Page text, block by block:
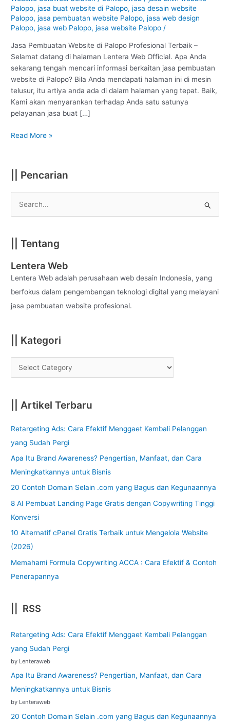
Palopo,jasa buat website di Palopo,jasa desain website
Palopo,jasa pembuatan website Palopo,jasa web design
Palopo,jasa web Palopo,jasa website Palopo /
Jasa Pembuatan Website di Palopo Profesional Terbaik –
Selamat datang di halaman Lentera Web Official. Apa Anda
sekarang tengah mencari informasi berkaitan jasa pembuatan
website di Palopo? Bila Anda mendapati halaman ini di mesin
telusur, itu artiya anda ada di dalam halaman yang tepat. Baik,
Kami akan menyarankan terhadap Anda satu satunya
pelayanan jasa buat […]
Palopo
:
Profesional
Read More »
|| Pencarian
r
c
h
f
o
|| Tentang
Lentera Web
Lentera Web adalah perusahaan web desain Indonesia, yang
berfokus dalam pengembangan teknologi digital yang melayani
jasa pembuatan website profesional.
|| Kategori
|| Artikel Terbaru
Retargeting Ads: Cara Efektif Menggaet Kembali Pelanggan
yang Sudah Pergi
Apa Itu Brand Awareness? Pengertian, Manfaat, dan Cara
Meningkatkannya untuk Bisnis
20 Contoh Domain Selain .com yang Bagus dan Kegunaannya
8 AI Pembuat Landing Page Gratis dengan Copywriting Tinggi
Konversi
10 Alternatif cPanel Gratis Terbaik untuk Mengelola Website
(2026)
Memahami Formula Copywriting ACCA : Cara Efektif & Contoh
Penerapannya
|| RSS
Retargeting Ads: Cara Efektif Menggaet Kembali Pelanggan
yang Sudah Pergi
by Lenteraweb
Apa Itu Brand Awareness? Pengertian, Manfaat, dan Cara
Meningkatkannya untuk Bisnis
by Lenteraweb
20 Contoh Domain Selain .com yang Bagus dan Kegunaannya